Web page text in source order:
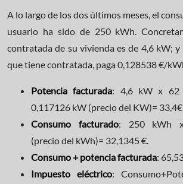
A lo largo de los dos últimos meses, el
usuario ha sido de 250 kWh.
contratada de su vivienda es de 4,6 kW;
que tiene contratada, paga 0,128538 €/
Potencia facturada: 4,6 kW x 62
0,117126 kW (precio del KW)= 33,4€
Consumo facturado: 250 kWh x
(precio del kWh)= 32,1345€.
Consumo + potencia facturada:
Impuesto eléctrico: